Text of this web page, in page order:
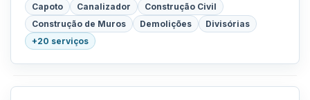
Capoto Canalizador
Construção Civil
Construção de Muros
Demolições
Divisórias
+20 serviços